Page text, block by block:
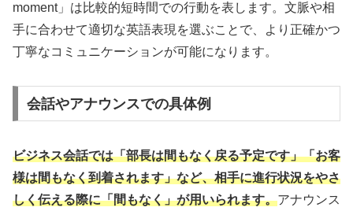
moment」は比較的短時間での行動を表します。文脈や相
手に合わせて適切な英語表現を選ぶことで、より正確かつ
丁寧なコミュニケーションが可能になります。
会話やアナウンスでの具体例
ビジネス会話では「部長は間もなく戻る予定です」「お客
様は間もなく到着されます」など、相手に進行状況をやさ
しく伝える際に「間もなく」が用いられます。アナウンス